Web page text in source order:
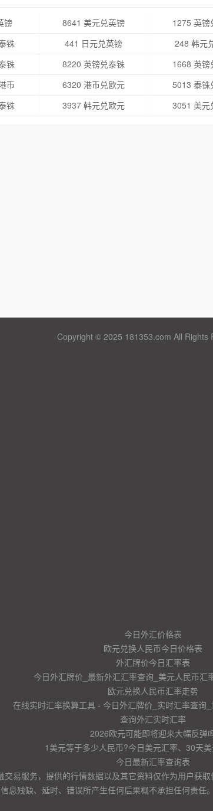
镑 8641 美元兑英镑
1275 英镑
铢 441 日元兑英镑
248 韩元
铢 8220 英镑兑泰铢
1668 英镑
币 6320 港币兑欧元
5013 泰铢
铢 3937 韩元兑欧元 3051 美元
Copyright © 2025 181353.com All Rights
今日外汇价格表
欧元兑换人民币今日价格表
外汇牌价今日汇率表
今日外汇牌价_最新外汇汇率查询_美元人民币汇
欧元兑换人民币汇率走势
在线实时汇率换算工具 - 今日外汇牌价_实时汇率查询
查询外汇实时汇率
2026欧元可能即将迎来大幅反弹
1美元等于多少人民币?今日美元汇率、30天
今日最新汇率查询表
交易服务，提供的行情数据以及其它资料仅作为用户获
息残缺、延时、错误所产生任何后果概不承担任何责任